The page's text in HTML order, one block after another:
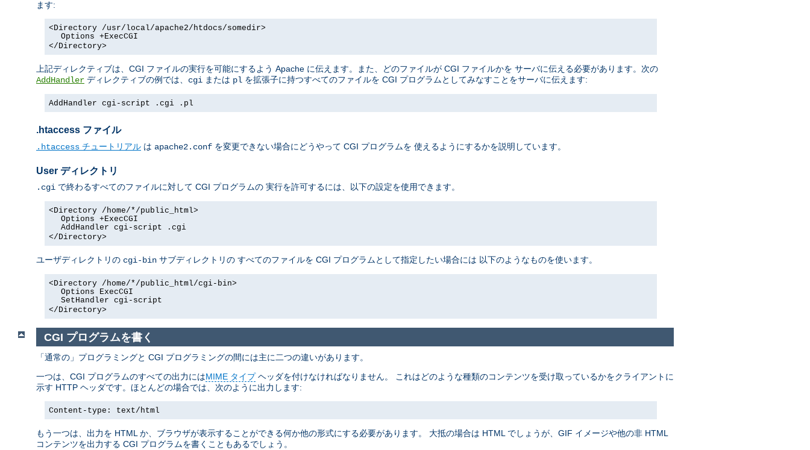
ます:
<Directory /usr/local/apache2/htdocs/somedir>
Options +ExecCGI
</Directory>
上記ディレクティブは、CGI ファイルの実行を可能にするよう Apache に伝えます。また、どのファイルが CGI ファイルかを サーバに伝える必要があります。次の
AddHandler ディレクティブの例では、 cgi または pl を拡張子に持つすべてのファイルを CGI プログラムとしてみなすことをサーバに伝えます:
AddHandler cgi-script .cgi .pl
.htaccess ファイル
.htaccess チュートリアル は apache2.conf を変更できない場合にどうやって CGI プログラムを 使えるようにするかを説明しています。
User ディレクトリ
.cgi で終わるすべてのファイルに対して CGI プログラムの 実行を許可するには、以下の設定を使用できます。
<Directory /home/*/public_html>
Options +ExecCGI
AddHandler cgi-script .cgi
</Directory>
ユーザディレクトリの cgi-bin サブディレクトリの すべてのファイルを CGI プログラムとして指定したい場合には 以下のようなものを使います。
<Directory /home/*/public_html/cgi-bin>
Options ExecCGI
SetHandler cgi-script
</Directory>
CGI プログラムを書く
「通常の」プログラミングと CGI プログラミングの間には主に二つの違いがあります。
一つは、CGI プログラムのすべての出力にはMIME タイプヘッダを付けなければなりません。 これはどのような種類のコンテンツを受け取っているかをクライアントに
示す HTTP ヘッダです。ほとんどの場合では、次のように出力します:
Content-type: text/html
もう一つは、出力を HTML か、ブラウザが表示することができる何か他の形式にする必要があります。 大抵の場合は HTML でしょうが、GIF イメージや他の非 HTML
コンテンツを出力する CGI プログラムを書くこともあるでしょう。